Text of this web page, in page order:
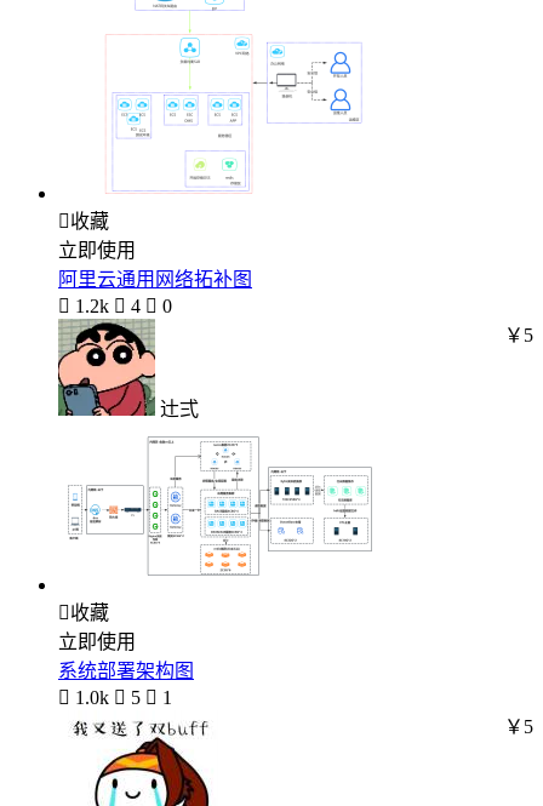
收藏
立即使用
阿里云通用网络拓补图
 1.2k  4  0
辻弍
￥5
收藏
立即使用
系统部署架构图
 1.0k  5  1
￥5